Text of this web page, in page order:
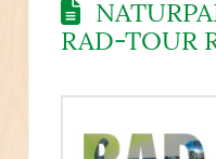
RAD-TOUR